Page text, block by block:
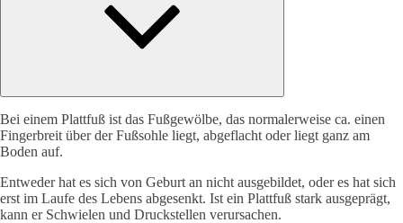
Bei einem Plattfuß ist das Fußgewölbe, das normalerweise ca. einen
Fingerbreit über der Fußsohle liegt, abgeflacht oder liegt ganz am
Boden auf.
Entweder hat es sich von Geburt an nicht ausgebildet, oder es hat sich
erst im Laufe des Lebens abgesenkt. Ist ein Plattfuß stark ausgeprägt,
kann er Schwielen und Druckstellen verursachen.